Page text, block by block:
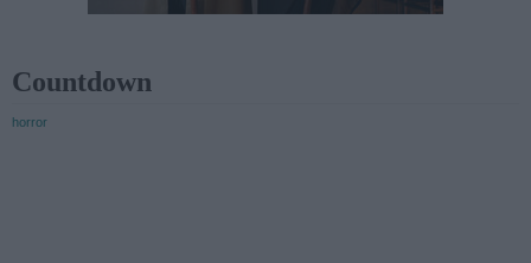
Countdown
horror